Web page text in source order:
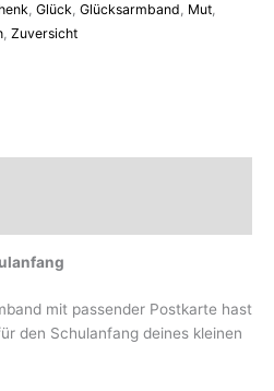
, Glück, Glücksarmband, Mut,
, Zuversicht
mit passender Postkarte hast
den Schulanfang deines kleinen